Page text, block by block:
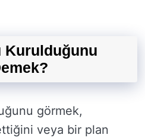
Kurulduğunu
görmek,
veya bir plan